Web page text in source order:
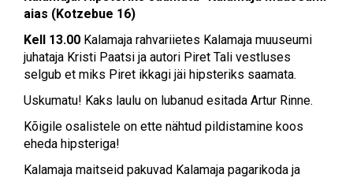
aias (Kotzebue 16)
Kell 13.00 Kalamaja rahvariietes Kalamaja muuseumi
juhataja Kristi Paatsi ja autori Piret Tali vestluses
selgub et miks Piret ikkagi jäi hipsteriks saamata.
Uskumatu! Kaks laulu on lubanud esitada Artur Rinne.
Kõigile osalistele on ette nähtud pildistamine koos
eheda hipsteriga!
Kalamaja maitseid pakuvad Kalamaja pagarikoda ja